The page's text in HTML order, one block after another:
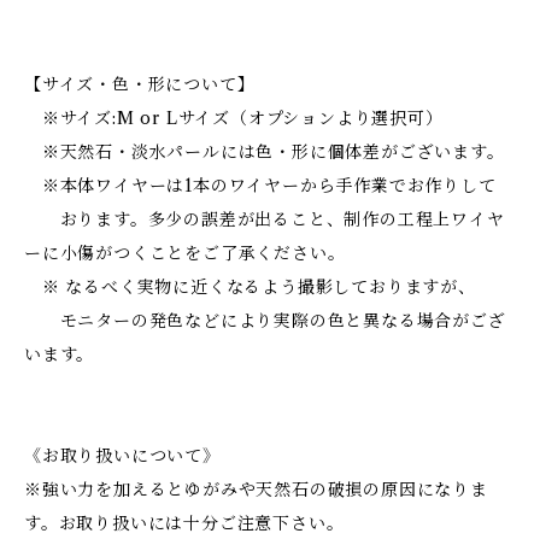
【サイズ・色・形について】
※サイズ:M or Lサイズ（オプションより選択可）
※天然石・淡水パールには色・形に個体差がございます。
※本体ワイヤーは1本のワイヤーから手作業でお作りして
おります。多少の誤差が出ること、制作の工程上ワイヤ
ーに小傷がつくことをご了承ください。
※ なるべく実物に近くなるよう撮影しておりますが、
モニターの発色などにより実際の色と異なる場合がござ
います。
《お取り扱いについて》
※強い力を加えるとゆがみや天然石の破損の原因になりま
す。お取り扱いには十分ご注意下さい。